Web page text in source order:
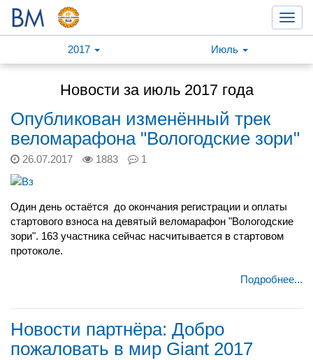
2017
Июль
Новости за июль 2017 года
Опубликован изменённый трек
веломарафона "Вологодские зори"
26.07.2017 1883 1
Один день остаётся до окончания регистрации и оплаты
стартового взноса на девятый веломарафон "Вологодские
зори". 163 участника сейчас насчитывается в стартовом
протоколе.
Подробнее...
Новости партнёра: Добро
пожаловать в мир Giant 2017